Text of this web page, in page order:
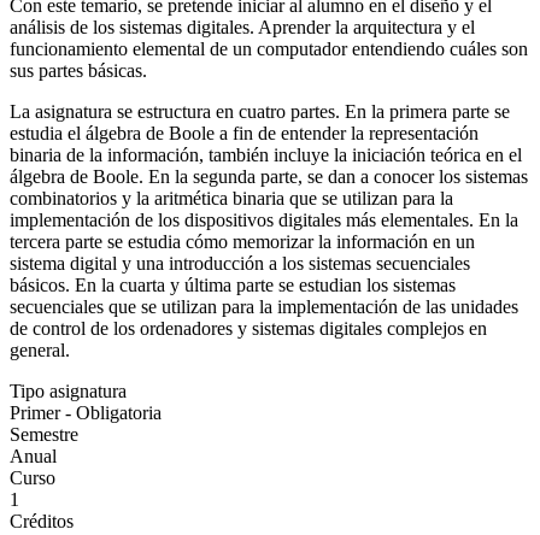
Con este temario, se pretende iniciar al alumno en el diseño y el
análisis de los sistemas digitales. Aprender la arquitectura y el
funcionamiento elemental de un computador entendiendo cuáles son
sus partes básicas.
La asignatura se estructura en cuatro partes. En la primera parte se
estudia el álgebra de Boole a fin de entender la representación
binaria de la información, también incluye la iniciación teórica en el
álgebra de Boole. En la segunda parte, se dan a conocer los sistemas
combinatorios y la aritmética binaria que se utilizan para la
implementación de los dispositivos digitales más elementales. En la
tercera parte se estudia cómo memorizar la información en un
sistema digital y una introducción a los sistemas secuenciales
básicos. En la cuarta y última parte se estudian los sistemas
secuenciales que se utilizan para la implementación de las unidades
de control de los ordenadores y sistemas digitales complejos en
general.
Tipo asignatura
Primer - Obligatoria
Semestre
Anual
Curso
1
Créditos